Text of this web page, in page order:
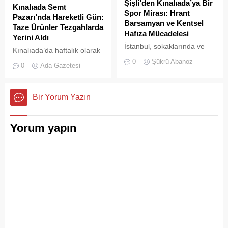
Kınalıada Semt
Pazarı’nda Hareketli Gün:
Taze Ürünler Tezgahlarda
Yerini Aldı
Kınalıada’da haftalık olarak
kurulan semt pazarı, ada
sakinleri ve ziyaretçilerin
canlılığına ulaştı.
0 Ada Gazetesi
Şişli’den Kınalıada’ya Bir
Spor Mirası: Hrant
Barsamyan ve Kentsel
Hafıza Mücadelesi
İstanbul, sokaklarında ve
yüzyıllardır biriktirdiği çok
0 Şükrü Abanoz
Bir Yorum Yazın
Yorum yapın